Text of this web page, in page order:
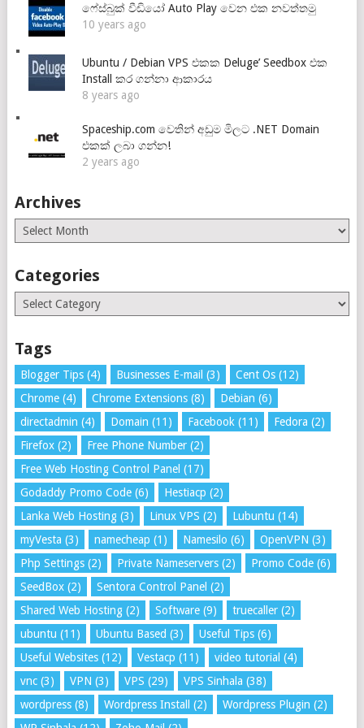
ෆේස්බුක් වීඩියෝ Auto Play වෙන එක නවත්තමු
10 years ago
Ubuntu / Debian VPS එකක Deluge’ Seedbox එක
Install කර ගන්නා ආකාරය
8 years ago
Spaceship.com වෙතින් අඩුම මිලට .NET Domain
එකක් ලබා ගන්න!
2 years ago
Archives
Archives
Categories
Categories
Tags
Blogger Tips(4) Businesses E-mail (3) Cent Os(12)
Chrome(4) Chrome Extensions(8) Debian (6)
directadmin (4) Domain (11) Facebook (11) Fedora (2)
Firefox(2) Free Phone Number(2)
Free Web Hosting Control Panel (17)
Godaddy Promo Code(6) Hestiacp (2)
Lanka Web Hosting(3) Linux VPS (2) Lubuntu (14)
myVesta (3) namecheap (1) Namesilo (6) OpenVPN (3)
Php Settings(2) Private Nameservers(2) Promo Code(6)
SeedBox(2) Sentora Control Panel (2)
Shared Web Hosting(2) Software(9) truecaller(2)
ubuntu (11) Ubuntu Based (3) Useful Tips(6)
Useful Websites(12) Vestacp (11) video tutorial (4)
vnc(3) VPN (3) VPS (29) VPS Sinhala (38)
wordpress(8) Wordpress Install (2) Wordpress Plugin (2)